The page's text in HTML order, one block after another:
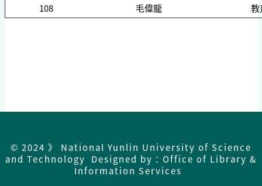
108
毛偉龍 教
© 2024 》 National Yunlin University of Science
and Technology Designed by：Office of Library &
Information Services